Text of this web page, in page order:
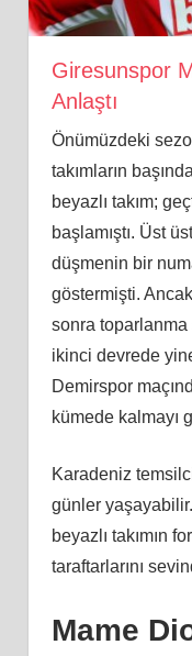
Giresunspor
Anlaştı
Önümüzdeki
takımların
beyazlı takım;
başlamıştı. Üst
düşmenin bir
göstermişti.
sonra
ikinci devrede
Demirspor
kümede kalmayı
Karadeniz
günler
beyazlı takımın
taraftarlarını
Mame